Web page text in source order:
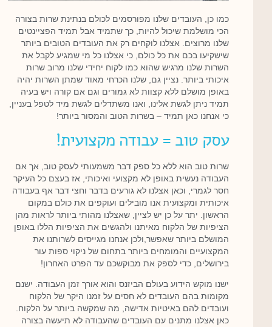
כמו כן, העובדים שלנו מפורסמים לכולם בנתינת שרות בצורה
הכי מושלמת שיכול להיות, כך שתמיד אבל תמיד הפציינטים
שלנו מרוצים. אצלנו לוקחים רק את העובדים הטובים ביותר
שישקיעו בכם את כל כולם, כי אצלנו כל מי שמגיע לקבל את
השרות שלנו מרגיש שהוא כמו לקוח יחידי שלנו מרוב שרות
איכותי ביותר. נציין גם, שלנו הכרחי מאוד שמתן השרות יהיה
באופן מושלם ללא קצוות לא גמורים וגם אם קורה ויש בעיה
תמיד ניתן לגשת אלינו, ואנו משתדלים לגשת מיד לטפל בעניין,
כי אנחנו כאן תמיד – בשרות הטוב והמסור ביותר!
עסק טוב = עבודה מקצועית!
שרות טוב הוא ללא כל ספק דבר משמעותי לעסק טוב, אך אם
העבודה נעשית באופן לא מקצועי ואיכותי, אז בעצם כל העיקר
חסר לגמרי, וכאן אצלנו לא גורעים בדבר וחצי דבר אף בעבודה
איכותית ומקצועית אנו מובילים ועוקפים את כולם במקום
הראשון. יתר על כן יש לציין, שאצלנו מהותי ביותר לראות מהן
הציפיות של הלקוח מאיתנו ולהגשים את הציפיות הללו באופן
המושלם ביותר שאפשר,ולכן אנחנו מגייסים לשרותנו את
המקצועיים והמומחים ביותר בתחום של ניקוי ספות עור
בירושלים, כדי לספק את מבוקשכם עד הפרט האחרון!
ישנו מוקש הידוע בעולם הביזנס והוא אורך זמן העבודה. ישנם
מקומות בהם העובדים לא חסים על זמנו היקר של הלקוח
ועובדים להם באיטיות אדישה, מה שמקשה ביותר על הלקוח.
כאן אצלנו מתנים עם העובדים שהעבודה לא תיעשה בצורה